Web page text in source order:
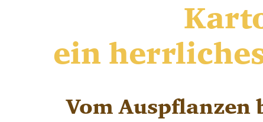
ein
Vom Auspflanzen